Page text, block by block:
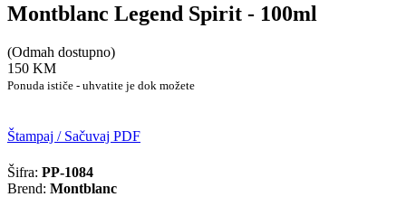
Montblanc Legend Spirit - 100ml
(Odmah dostupno)
150 KM
Ponuda ističe - uhvatite je dok možete
Štampaj / Sačuvaj PDF
Šifra: PP-1084
Brend: Montblanc